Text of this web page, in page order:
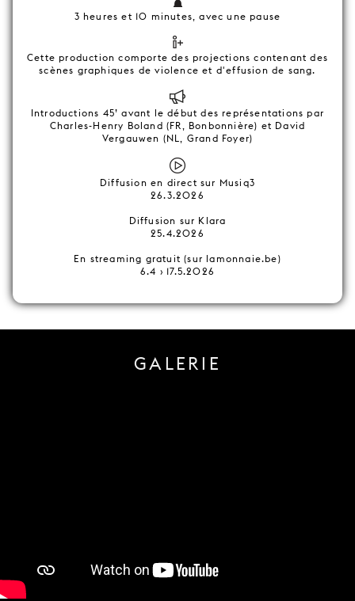
3 heures et 10 minutes, avec une pause
Cette production comporte des projections contenant des
scènes graphiques de violence et d'effusion de sang.
Introductions 45’ avant le début des représentations par
Charles-Henry Boland (FR, Bonbonnière) et David
Vergauwen (NL, Grand Foyer)
Diffusion en direct sur Musiq3
26.3.2026
Diffusion sur Klara
25.4.2026
En streaming gratuit (sur lamonnaie.be)
6.4 › 17.5.2026
GALERIE